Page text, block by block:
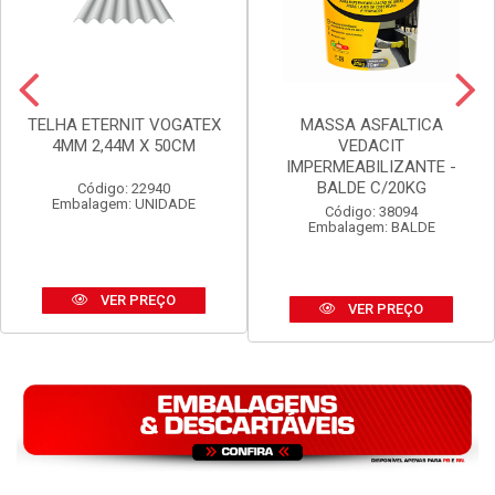
TELHA ETERNIT VOGATEX
4MM 2,44M X 50CM
Código: 22940
Embalagem: UNIDADE
VER PREÇO
MASSA ASFALTICA
VEDACIT
IMPERMEABILIZANTE -
BALDE C/20KG
Código: 38094
Embalagem: BALDE
VER PREÇO